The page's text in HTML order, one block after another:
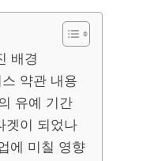
배경
약관 내용
유예 기간
겟이 되었나
에 미칠 영향